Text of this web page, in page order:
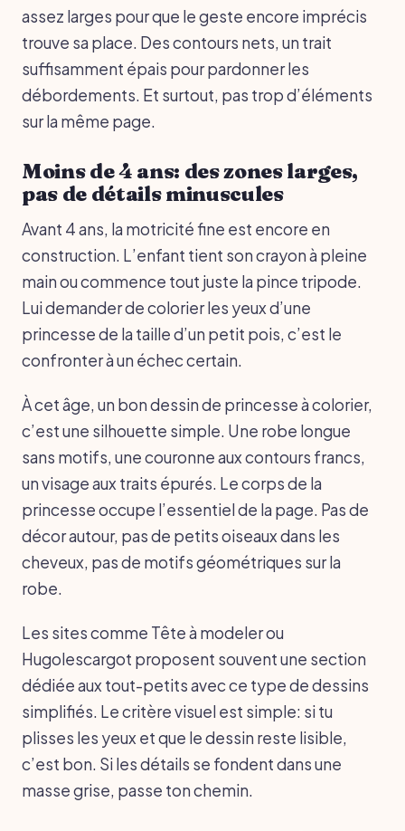
assez larges pour que le geste encore imprécis
trouve sa place. Des contours nets, un trait
suffisamment épais pour pardonner les
débordements. Et surtout, pas trop d’éléments
sur la même page.
Moins de 4 ans: des zones larges,
pas de détails minuscules
Avant 4 ans, la motricité fine est encore en
construction. L’enfant tient son crayon à pleine
main ou commence tout juste la pince tripode.
Lui demander de colorier les yeux d’une
princesse de la taille d’un petit pois, c’est le
confronter à un échec certain.
À cet âge, un bon dessin de princesse à colorier,
c’est une silhouette simple. Une robe longue
sans motifs, une couronne aux contours francs,
un visage aux traits épurés. Le corps de la
princesse occupe l’essentiel de la page. Pas de
décor autour, pas de petits oiseaux dans les
cheveux, pas de motifs géométriques sur la
robe.
Les sites comme Tête à modeler ou
Hugolescargot proposent souvent une section
dédiée aux tout-petits avec ce type de dessins
simplifiés. Le critère visuel est simple: si tu
plisses les yeux et que le dessin reste lisible,
c’est bon. Si les détails se fondent dans une
masse grise, passe ton chemin.